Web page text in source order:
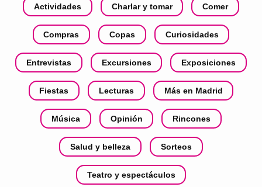
Actividades Charlar y tomar Comer
Compras Copas Curiosidades
Entrevistas Excursiones Exposiciones
Fiestas Lecturas Más en Madrid
Música Opinión Rincones
Salud y belleza Sorteos
Teatro y espectáculos